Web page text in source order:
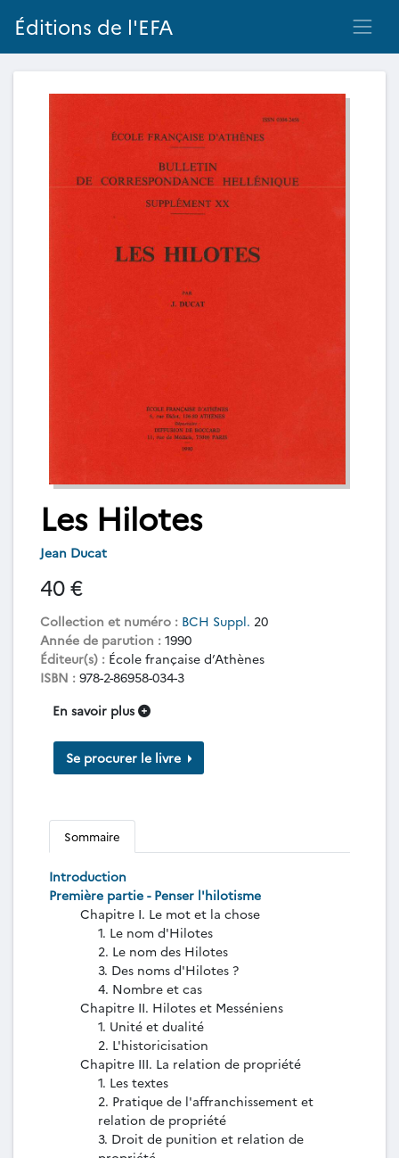
Éditions de l'EFA
Les Hilotes
Jean Ducat
40 €
Collection et numéro : BCH Suppl. 20
Année de parution : 1990
Éditeur(s) : École française d’Athènes
ISBN : 978-2-86958-034-3
En savoir plus
Se procurer le livre
Sommaire
Introduction
Première partie - Penser l'hilotisme
Chapitre I. Le mot et la chose
1. Le nom d'Hilotes
2. Le nom des Hilotes
3. Des noms d'Hilotes ?
4. Nombre et cas
Chapitre II. Hilotes et Messéniens
1. Unité et dualité
2. L'historicisation
Chapitre III. La relation de propriété
1. Les textes
2. Pratique de l'affranchissement et
relation de propriété
3. Droit de punition et relation de